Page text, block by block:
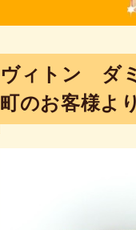
ヴィトン ダ
町のお客様よ